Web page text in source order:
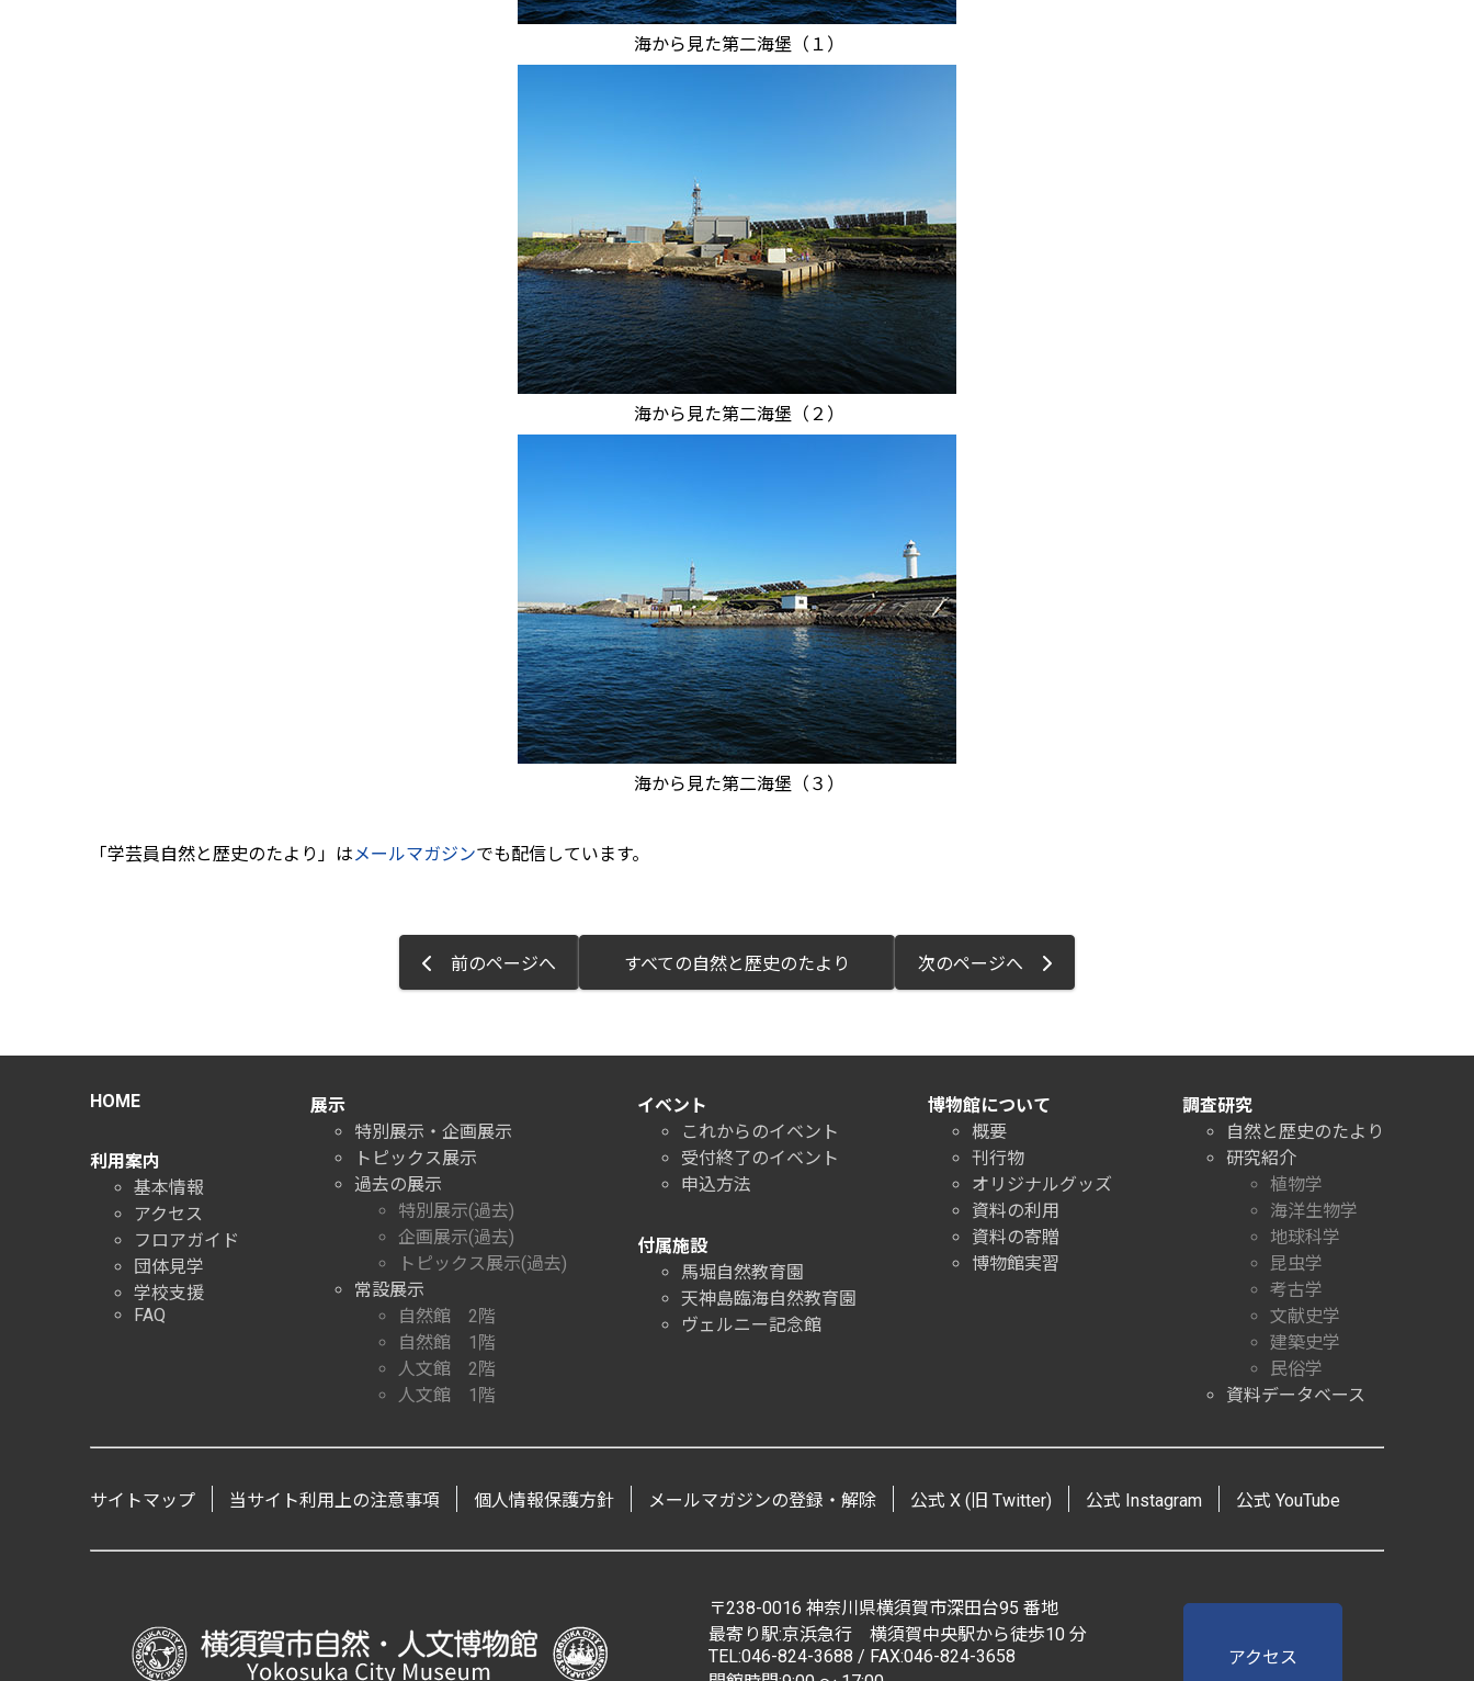
海から見た第二海堡（１）
海から見た第二海堡（２）
海から見た第二海堡（３）
「学芸員自然と歴史のたより」はメールマガジンでも配信しています。
前のページへ すべての自然と歴史のたより 次のページへ
HOME
利用案内
基本情報
アクセス
フロアガイド
団体見学
学校支援
FAQ
展示
特別展示・企画展示
トピックス展示
過去の展示
特別展示(過去)
企画展示(過去)
トピックス展示(過去)
常設展示
自然館 2階
自然館 1階
人文館 2階
人文館 1階
イベント
これからのイベント
受付終了のイベント
申込方法
付属施設
馬堀自然教育園
天神島臨海自然教育園
ヴェルニー記念館
博物館について
概要
刊行物
オリジナルグッズ
資料の利用
資料の寄贈
博物館実習
調査研究
自然と歴史のたより
研究紹介
植物学
海洋生物学
地球科学
昆虫学
考古学
文献史学
建築史学
民俗学
資料データベース
サイトマップ 当サイト利用上の注意事項 個人情報保護方針 メールマガジンの登録・解除 公式 X (旧 Twitter) 公式 Instagram 公式 YouTube
〒238-0016 神奈川県横須賀市深田台95 番地
最寄り駅:京浜急行 横須賀中央駅から徒歩10 分
TEL:046-824-3688 / FAX:046-824-3658
アクセス